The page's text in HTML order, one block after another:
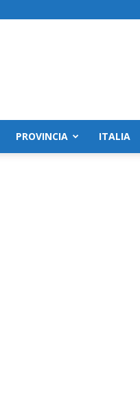
PROVINCIA ITALIA